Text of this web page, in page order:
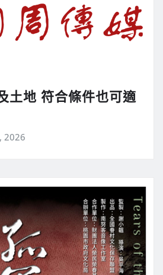
土地 符合條件也可適
2026